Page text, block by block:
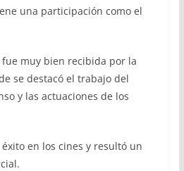
una participación como el
fue muy bien recibida por la
se destacó el trabajo del
y las actuaciones de los
en los cines y resultó un